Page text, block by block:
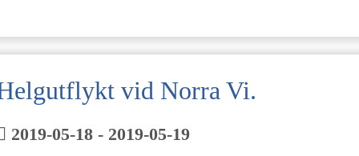
vid Norra Vi.
2019-05-18 - 2019-05-19